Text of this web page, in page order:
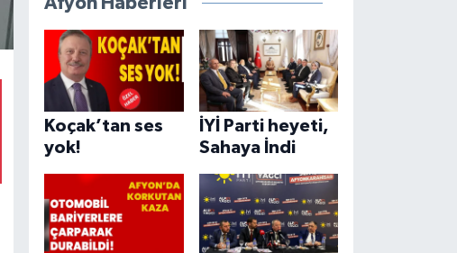
Koçak’tan ses
yok!
İYİ Parti heyeti,
Sahaya İndi